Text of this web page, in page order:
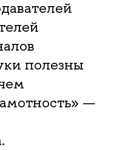
полезны
—